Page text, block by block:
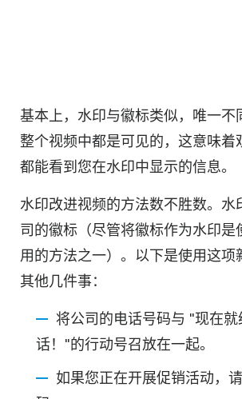
基本上，水印与徽标类似，唯一不
整个视频中都是可见的，这意味着
都能看到您在水印中显示的信息。
水印改进视频的方法数不胜数。水
司的徽标（尽管将徽标作为水印是
用的方法之一）。以下是使用这项
其他几件事：
将公司的电话号码与 "现在
话！"的行动号召放在一起。
如果您正在开展促销活动，